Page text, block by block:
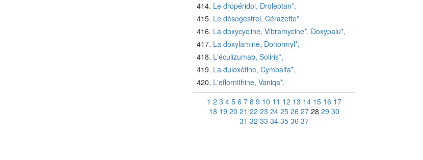
Le dropéridol, Droleptan*,
Le désogestrel, Cérazette*
La doxycycline, Vibramycine*, Doxypalu*,
La doxylamine, Donormyl*,
L'éculizumab, Soliris*,
La duloxétine, Cymbalta*,
L'eflornithine, Vaniqa*,
1 2 3 4 5 6 7 8 9 10 11 12 13 14 15 16 17
18 19 20 21 22 23 24 25 26 27 28 29 30
31 32 33 34 35 36 37